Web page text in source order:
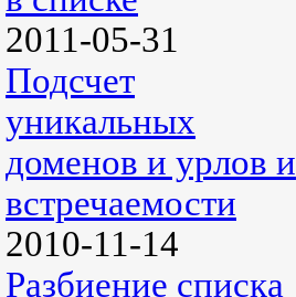
2011-05-31
Подсчет
уникальных
доменов и урлов и
встречаемости
2010-11-14
Разбиение списка